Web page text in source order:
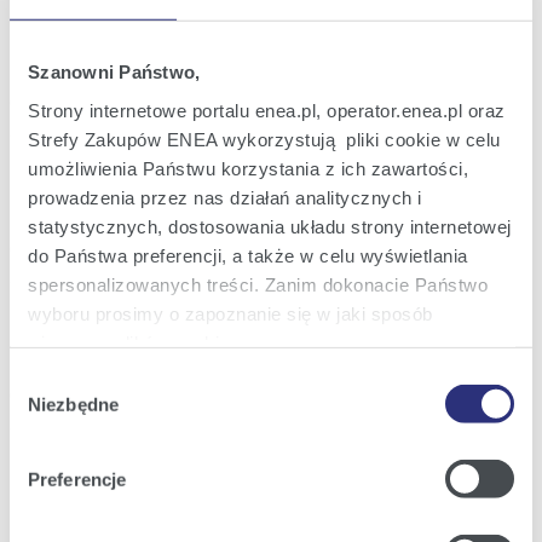
Szanowni Państwo,
Strony internetowe portalu enea.pl, operator.enea.pl oraz
Strefy Zakupów ENEA wykorzystują pliki cookie w celu
umożliwienia Państwu korzystania z ich zawartości,
prowadzenia przez nas działań analitycznych i
statystycznych, dostosowania układu strony internetowej
do Państwa preferencji, a także w celu wyświetlania
spersonalizowanych treści. Zanim dokonacie Państwo
wyboru prosimy o zapoznanie się w jaki sposób
Szczegółowe informacje na ten temat znajdziecie
Polityce
zgody
Niezbędne
Preferencje
13
2005
12:51
Raport bieżący nr 82/2005
głosów na NWZ ENEA S.A. w dniu 9
grudnia 2005 roku
13
gru
2005
12:50
Raport bieżący nr 81/2005
Treść uchwał podjętych przez NWZA ENEA
S.A.
09
gru
11:29
Raport bieżący nr 80/2005
w zakresie dotyczącym osób